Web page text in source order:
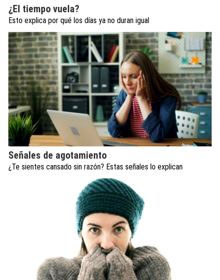
¿El tiempo vuela?
Esto explica por qué los días ya no duran igual
Señales de agotamiento
¿Te sientes cansado sin razón? Estas señales lo explican